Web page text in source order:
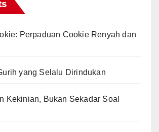
Perpaduan Cookie Renyah dan
yang Selalu Dirindukan
Kekinian, Bukan Sekadar Soal